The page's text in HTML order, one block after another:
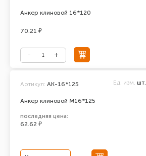
Анкер клиновой 16*120
70.21 ₽
Анкер клиновой М16*125
Артикул: AK-16*125 Ед. изм. шт.
последняя цена:
62.62 ₽